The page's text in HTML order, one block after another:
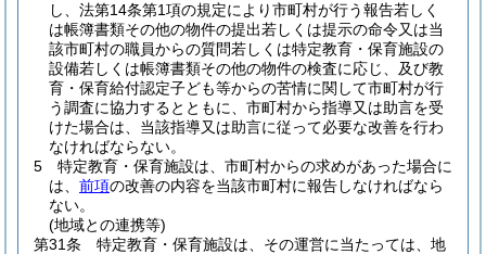
し、法第14条第1項の規定により市町村が行う報告若しく
は帳簿書類その他の物件の提出若しくは提示の命令又は当
該市町村の職員からの質問若しくは特定教育・保育施設の
設備若しくは帳簿書類その他の物件の検査に応じ、及び教
育・保育給付認定子ども等からの苦情に関して市町村が行
う調査に協力するとともに、市町村から指導又は助言を受
けた場合は、当該指導又は助言に従って必要な改善を行わ
なければならない。
5
特定教育・保育施設は、市町村からの求めがあった場合に
は、 前項の改善の内容を当該市町村に報告しなければなら
ない。
(地域との連携等)
第31条
特定教育・保育施設は、その運営に当たっては、地